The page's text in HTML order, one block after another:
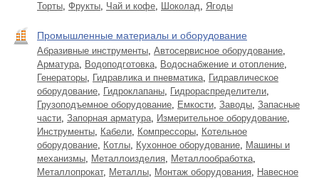
Торты, Фрукты, Чай и кофе, Шоколад, Ягоды
Промышленные материалы и оборудование
Абразивные инструменты, Автосервисное оборудование,
Арматура, Водоподготовка, Водоснабжение и отопление,
Генераторы, Гидравлика и пневматика, Гидравлическое
оборудование, Гидроклапаны, Гидрораспределители,
Грузоподъемное оборудование, Емкости, Заводы, Запасные
части, Запорная арматура, Измерительное оборудование,
Инструменты, Кабели, Компрессоры, Котельное
оборудование, Котлы, Кухонное оборудование, Машины и
механизмы, Металлоизделия, Металлообработка,
Металлопрокат, Металлы, Монтаж оборудования, Навесное